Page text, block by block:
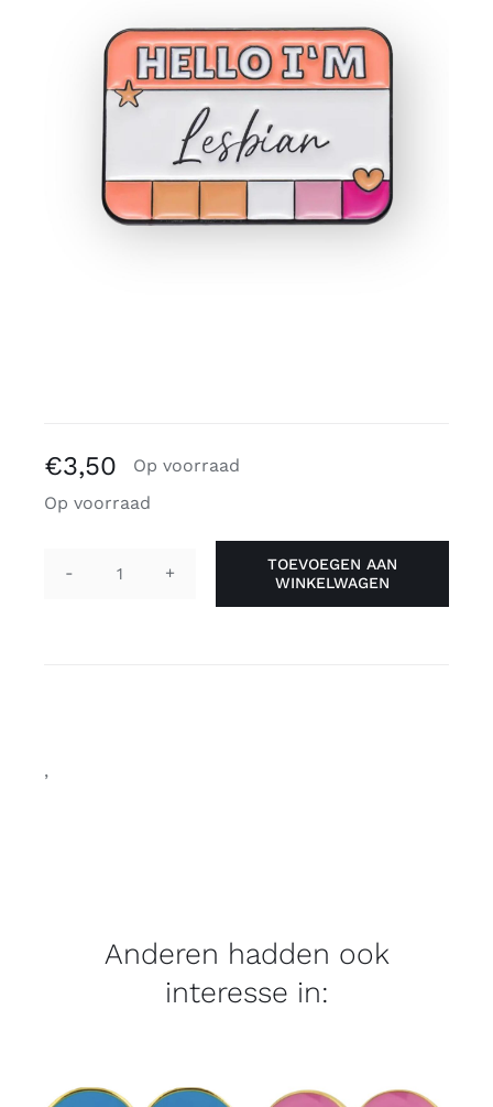
Gratis binders
Reviews
€3,50
Op voorraad
Op voorraad
Pin
TOEVOEGEN AAN
WINKELWAGEN
,
Anderen hadden ook
interesse in: